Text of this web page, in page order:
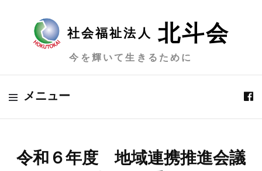
社会福祉法人 北斗会
今を輝いて生きるために
メニュー
令和６年度 地域連携推進会議